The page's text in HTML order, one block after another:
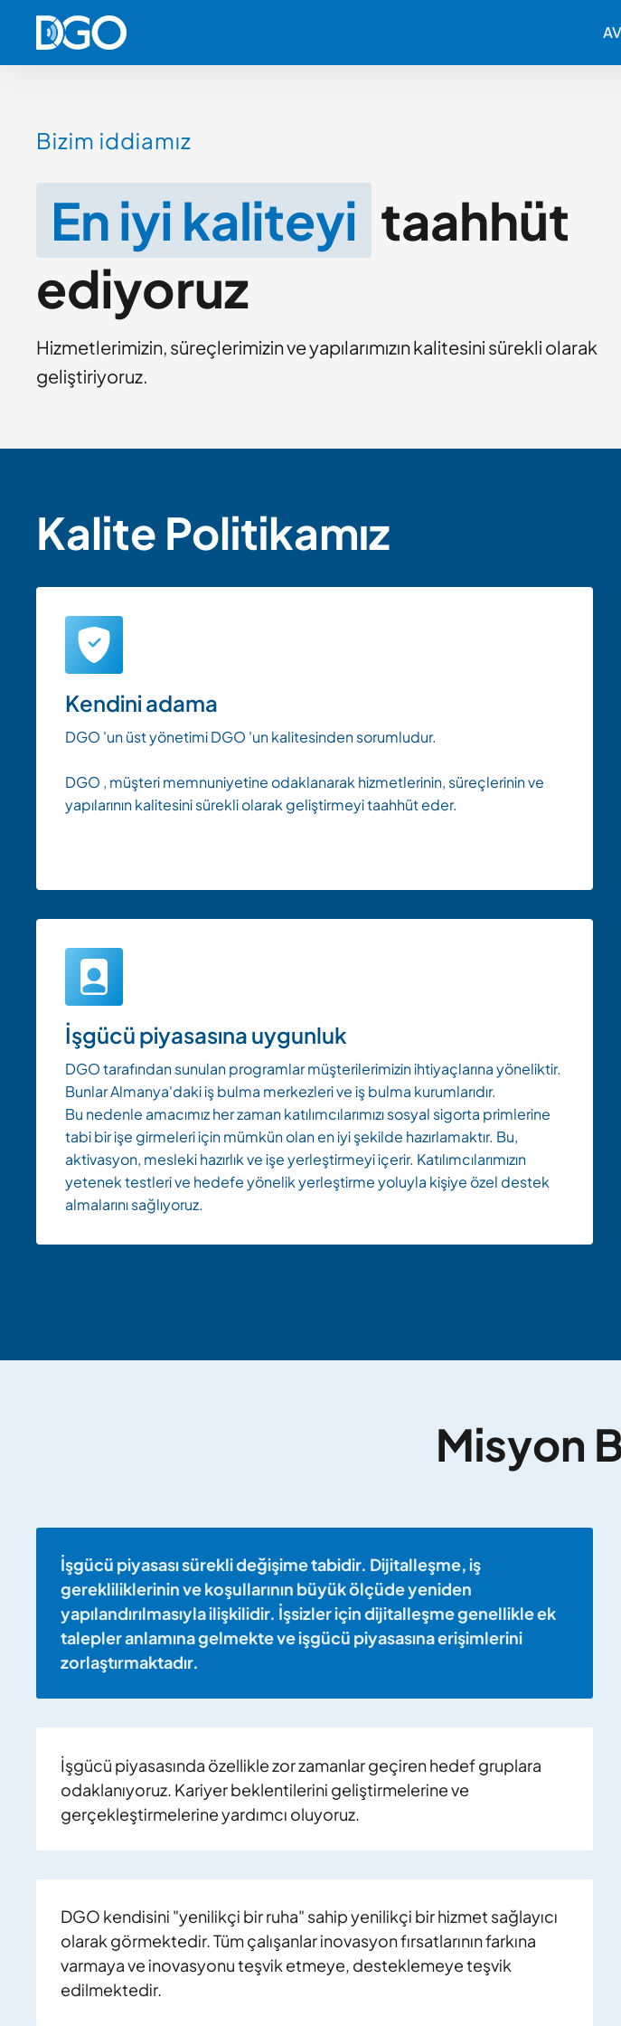
Bizim iddiamız
En iyi kaliteyi taahhüt
ediyoruz
Hizmetlerimizin, süreçlerimizin ve yapılarımızın kalitesini sürekli olarak
geliştiriyoruz.
Kalite Politikamız
Kendini adama
DGO 'un üst yönetimi DGO 'un kalitesinden sorumludur.
DGO , müşteri memnuniyetine odaklanarak hizmetlerinin, süreçlerinin ve
yapılarının kalitesini sürekli olarak geliştirmeyi taahhüt eder.
İşgücü piyasasına uygunluk
DGO tarafından sunulan programlar müşterilerimizin ihtiyaçlarına yöneliktir.
Bunlar Almanya'daki iş bulma merkezleri ve iş bulma kurumlarıdır.
Bu nedenle amacımız her zaman katılımcılarımızı sosyal sigorta primlerine
tabi bir işe girmeleri için mümkün olan en iyi şekilde hazırlamaktır. Bu,
aktivasyon, mesleki hazırlık ve işe yerleştirmeyi içerir. Katılımcılarımızın
yetenek testleri ve hedefe yönelik yerleştirme yoluyla kişiye özel destek
almalarını sağlıyoruz.
Misyon
İşgücü piyasası sürekli değişime tabidir. Dijitalleşme, iş
gerekliliklerinin ve koşullarının büyük ölçüde yeniden
yapılandırılmasıyla ilişkilidir. İşsizler için dijitalleşme genellikle ek
talepler anlamına gelmekte ve işgücü piyasasına erişimlerini
zorlaştırmaktadır.
İşgücü piyasasında özellikle zor zamanlar geçiren hedef gruplara
odaklanıyoruz. Kariyer beklentilerini geliştirmelerine ve
gerçekleştirmelerine yardımcı oluyoruz.
DGO kendisini "yenilikçi bir ruha" sahip yenilikçi bir hizmet sağlayıcı
olarak görmektedir. Tüm çalışanlar inovasyon fırsatlarının farkına
varmaya ve inovasyonu teşvik etmeye, desteklemeye teşvik
edilmektedir.